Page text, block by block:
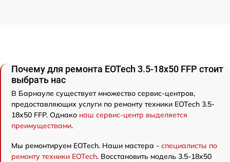
Почему для ремонта EOTech 3.5-18x50 FFP стоит
выбрать нас
В Барнауле существует множество сервис-центров,
предоставляющих услуги по ремонту техники EOTech 3.5-
18x50 FFP. Однако наш сервис-центр выделяется
преимуществами.
Мы ремонтируем EOTech. Наши мастера - специалисты по
ремонту техники EOTech. Восстановить модель 3.5-18x50